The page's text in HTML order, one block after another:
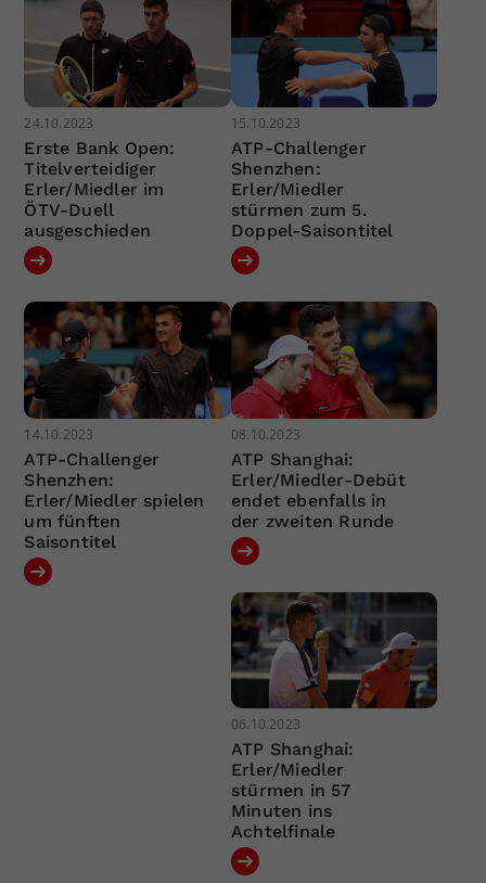
24.10.2023
Erste Bank Open:
Titelverteidiger
Erler/Miedler im
ÖTV-Duell
ausgeschieden
15.10.2023
ATP-Challenger
Shenzhen:
Erler/Miedler
stürmen zum 5.
Doppel-Saisontitel
14.10.2023
ATP-Challenger
Shenzhen:
Erler/Miedler spielen
um fünften
Saisontitel
08.10.2023
ATP Shanghai:
Erler/Miedler-Debüt
endet ebenfalls in
der zweiten Runde
06.10.2023
ATP Shanghai:
Erler/Miedler
stürmen in 57
Minuten ins
Achtelfinale